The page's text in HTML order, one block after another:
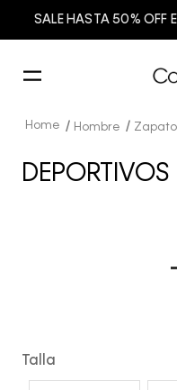
SALE HASTA 50% OFF
Hombre
Talla